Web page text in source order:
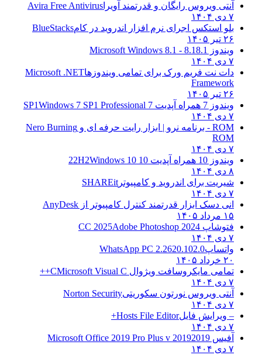
آنتی ویروس رایگان و قدرتمند آویرا Avira Free Antivirus
۷ دی ۱۴۰۴
بلو استکس اجرای نرم افزار اندروید در کامBlueStacks
۲۶ تیر ۱۴۰۵
ویندوز 8.1
8.1 - Microsoft Windows 8.1
۷ دی ۱۴۰۴
دات نت فریم ورک برای تمامی ویندوزهاMicrosoft .NET
Framework
۲۶ تیر ۱۴۰۵
ویندوز 7 همراه آپدیت 7 SP1
Windows 7 SP1 Professional
۷ دی ۱۴۰۴
ROM - برنامه نرو | ابزار رایت حرفه ای و
Nero Burning
ROM
۷ دی ۱۴۰۴
ویندوز 10 همراه آپدیت 10 22H2
Windows 10
۸ دی ۱۴۰۴
شیریت برای اندروید و کامپیوتر SHAREit
۷ دی ۱۴۰۴
انی دسک ابزار قدرتمند کنترل کامپیوتر از AnyDesk
۱۵ مرداد ۱۴۰۵
فتوشاپ CC 2025 Adobe Photoshop 2024
۷ دی ۱۴۰۴
واتساپWhatsApp PC 2.2620.102.0
۲۰ خرداد ۱۴۰۵
تمامی مایکروسافت ویژوال C Microsoft Visual C++
۷ دی ۱۴۰۴
آنتی ویروس نورتون سکوریتیNorton Security
۷ دی ۱۴۰۴
– ویرایش فایلHosts File Editor+
۷ دی ۱۴۰۴
آفیس 2019 2019 Microsoft Office 2019 Pro Plus v
۷ دی ۱۴۰۴